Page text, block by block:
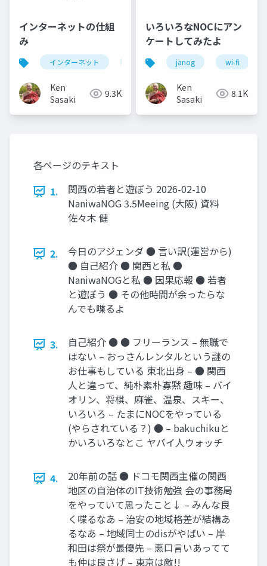
インターネットの仕組
み
インターネット internet enpit
Ken
Sasaki
9.3K
いろいろなNOCにアン
ケートしてみたよ
janog wi-fi
Ken
Sasaki
8.1K
各ページのテキスト
1.
関西の若者と遊ぼう 2026-02-10
NaniwaNOG 3.5Meeing (大阪) 資料
佐々木 健
2.
今日のアジェンダ ● 言い訳(運営から)
● 自己紹介 ● 関西と私 ●
NaniwaNOGと私 ● 因果応報 ● 若者
と遊ぼう ● その他時間が余ったらな
んでも喋るよ
3.
自己紹介 ● ● フリーランス – 無職で
はない – おっさんレンタルという謎の
お仕事もしている 東北出身 – ● 関西
人と違って、純朴素朴寡黙 趣味 – バイ
オリン、将棋、麻雀、温泉、スキー、
いろいろ – たまにNOCをやっている
(やらされている？) ● – bakuchikuと
かいろいろなとこ ヤバイ人ウォッチ
4.
20年前の話 ● ドコモ関西主催の関西
地区の自治体のIT技術勉強 会の事務局
をやっていて思ったこと↓ – みんな良
く喋るなあ – 治安の地域格差が結構あ
るなあ – 地域同士のdisがやばい – 岸
和田は祭が最優先 – 悪口言いあってて
も仲は良さげ – 東京は敵!!